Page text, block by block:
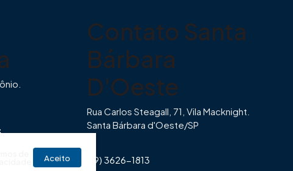
Aceito
Contato Santa
Bárbara
D'Oeste
Rua Carlos Steagall, 71, Vila Macknight.
Santa Bárbara d'Oeste/SP
(19) 3626-1813